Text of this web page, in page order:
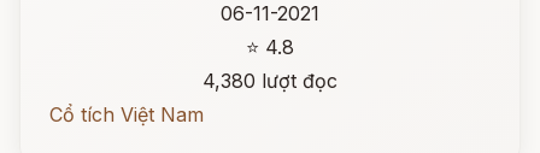
06-11-2021
⭐ 4.8
4,380 lượt đọc
Cổ tích Việt Nam